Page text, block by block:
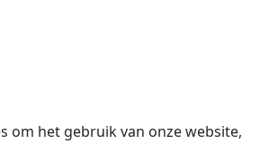
om het gebruik van onze website,